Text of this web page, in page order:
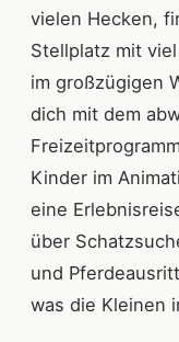
vielen Hecken,
Stellplatz mit
im großzügigen
dich mit dem
Kinder im
eine
über
und
was die Kleinen